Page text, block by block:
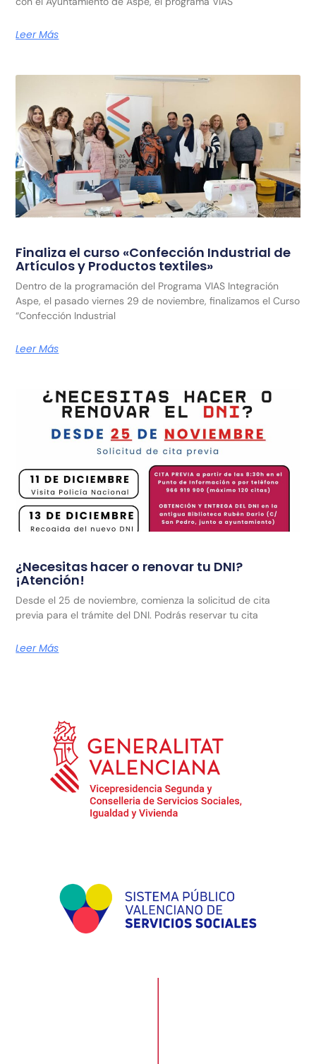
Leer Más
Finaliza el curso «Confección Industrial de
Artículos y Productos textiles»
Dentro de la programación del Programa VIAS Integración
Aspe, el pasado viernes 29 de noviembre, finalizamos el Curso
“Confección Industrial
Leer Más
¿Necesitas hacer o renovar tu DNI?
¡Atención!
Desde el 25 de noviembre, comienza la solicitud de cita
previa para el trámite del DNI. Podrás reservar tu cita
Leer Más